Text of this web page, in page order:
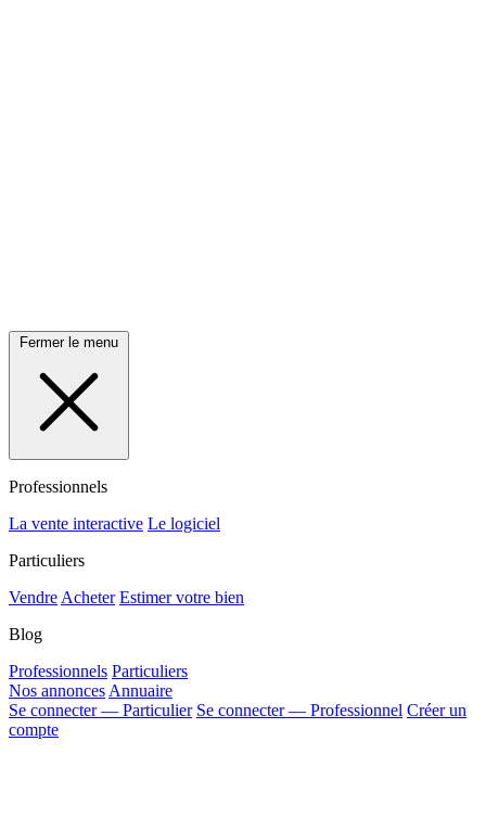
Fermer le menu
Professionnels
La vente interactive Le logiciel
Particuliers
Vendre Acheter Estimer votre bien
Blog
Professionnels Particuliers
Nos annonces Annuaire
Se connecter — Particulier Se connecter — Professionnel Créer un
compte